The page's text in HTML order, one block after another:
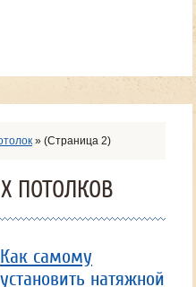
» (Страница 2)
ПОТОЛКОВ
Как самому
установить натяжной